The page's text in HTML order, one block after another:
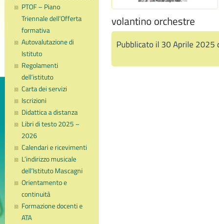
PTOF – Piano
Triennale dell’Offerta
formativa
Autovalutazione di
Istituto
Regolamenti
dell’istituto
Carta dei servizi
Iscrizioni
Didattica a distanza
Libri di testo 2025 –
2026
Calendari e ricevimenti
L’indirizzo musicale
dell’Istituto Mascagni
Orientamento e
continuità
Formazione docenti e
ATA
volantino orchestre
Pubblicato il 30 Aprile 2025